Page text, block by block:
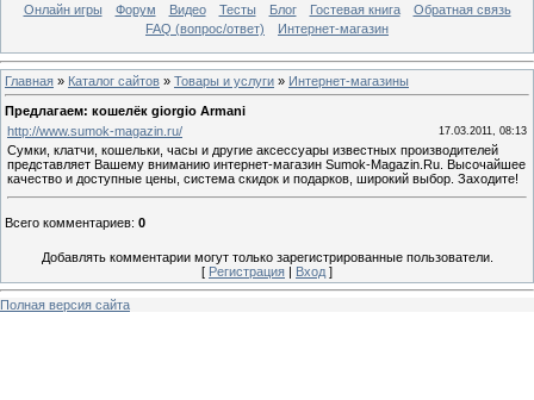
Онлайн игры
Форум Видео Тесты Блог Гостевая книга
Обратная связь
FAQ (вопрос/ответ)
Интернет-магазин
Главная » Каталог сайтов » Товары и услуги » Интернет-магазины
Предлагаем: кошелёк giorgio Armani
http://www.sumok-magazin.ru/
17.03.2011, 08:13
Сумки, клатчи, кошельки, часы и другие аксессуары известных производителей
представляет Вашему вниманию интернет-магазин Sumok-Magazin.Ru. Высочайшее
качество и доступные цены, система скидок и подарков, широкий выбор. Заходите!
Всего комментариев: 0
Добавлять комментарии могут только зарегистрированные пользователи.
[ Регистрация | Вход ]
Полная версия сайта